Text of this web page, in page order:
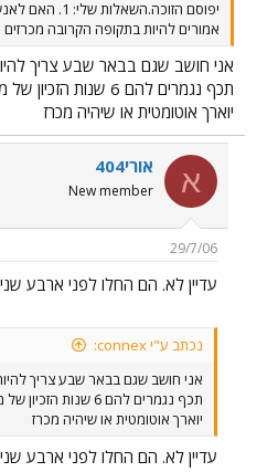
אמורים להיות בתקופה הקרובה מכרזים
אני חושב שגם בבאר שבע צריך
תכף נגמרים להם 6
יוארך אוטומטית או שיהיה מכרז
א אורי404
New member
29/7/06
עדיין לא. הם החלו לפני ארבע
נכתב ע"י connex:
אני חושב שגם בבאר שבע צריך
תכף נגמרים להם 6
יוארך אוטומטית או שיהיה מכרז
עדיין לא. הם החלו לפני ארבע